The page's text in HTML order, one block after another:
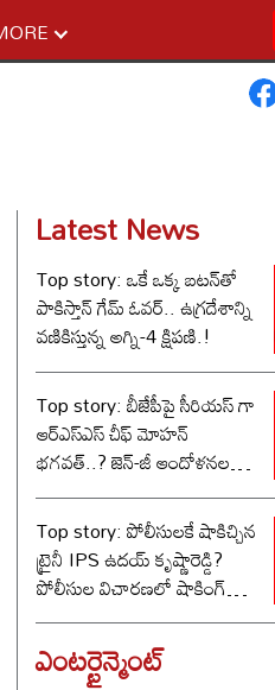
Latest News
Top story: ఒకే ఒక్క బటన్‌తో
పాకిస్తాన్ గేమ్ ఓవర్.. ఉగ్రదేశాన్ని
వణికిస్తున్న అగ్ని-4 క్షిపణి.!
Top story: బీజేపీపై సీరియస్ గా
ఆర్‌ఎస్‌ఎస్ చీఫ్ మోహన్
భగవత్..? జెన్-జీ ఆందోళనలకు
సంఘ్ పరివార్ సపోర్ట్..?
Top story: పోలీసులకే షాకిచ్చిన
ట్రైనీ IPS ఉదయ్ కృష్ణారెడ్డి?
పోలీసుల విచారణలో షాకింగ్
ట్విస్టులు!
ఎంటర్టైన్మెంట్